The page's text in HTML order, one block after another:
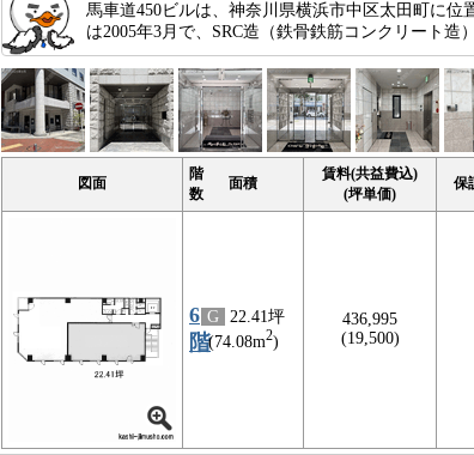
馬車道450ビルは、神奈川県横浜市中区太田町に
は2005年3月で、SRC造（鉄骨鉄筋コンクリート
図面
階
数
面積
賃料(共益費込)
(坪単価)
保
6
階
G 22.41坪
(74.08m2)
436,995
(19,500)